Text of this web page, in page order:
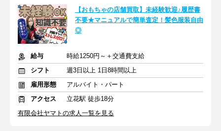
【おもちゃの店舗買取】未経験歓迎♪履歴書
不要★マニュアルで簡単査定！髪色服装自由
◎
給与
時給1250円～＋交通費支給
シフト
週3日以上 1日8時間以上
雇用形態
アルバイト・パート
アクセス
立花駅 徒歩18分
有限会社ヤマトの求人一覧を見る